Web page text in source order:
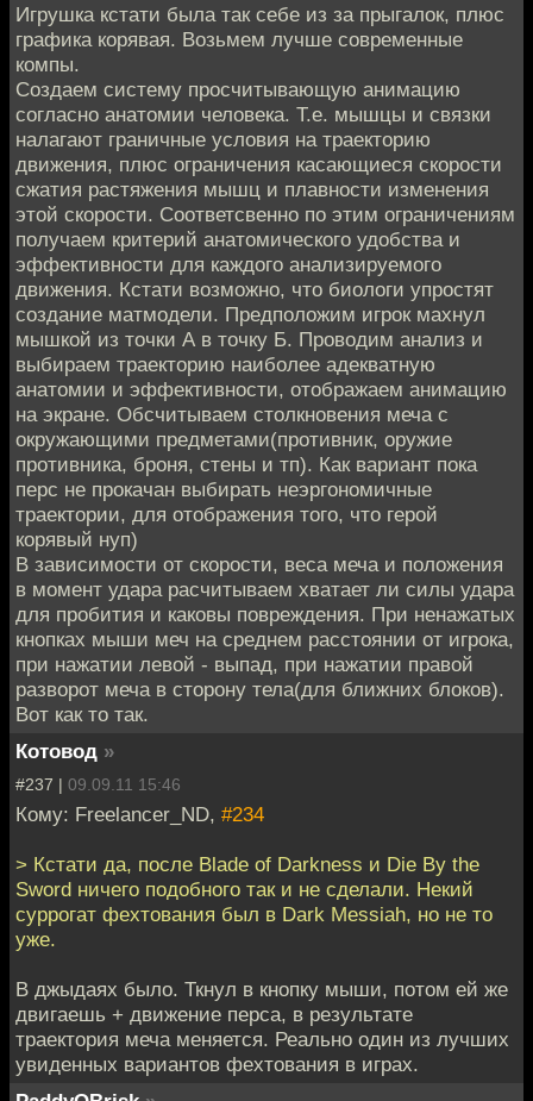
Игрушка кстати была так себе из за прыгалок, плюс
графика корявая. Возьмем лучше современные
компы.
Создаем систему просчитывающую анимацию
согласно анатомии человека. Т.е. мышцы и связки
налагают граничные условия на траекторию
движения, плюс ограничения касающиеся скорости
сжатия растяжения мышц и плавности изменения
этой скорости. Соответсвенно по этим ограничениям
получаем критерий анатомического удобства и
эффективности для каждого анализируемого
движения. Кстати возможно, что биологи упростят
создание матмодели. Предположим игрок махнул
мышкой из точки А в точку Б. Проводим анализ и
выбираем траекторию наиболее адекватную
анатомии и эффективности, отображаем анимацию
на экране. Обсчитываем столкновения меча с
окружающими предметами(противник, оружие
противника, броня, стены и тп). Как вариант пока
перс не прокачан выбирать неэргономичные
траектории, для отображения того, что герой
корявый нуп)
В зависимости от скорости, веса меча и положения
в момент удара расчитываем хватает ли силы удара
для пробития и каковы повреждения. При ненажатых
кнопках мыши меч на среднем расстоянии от игрока,
при нажатии левой - выпад, при нажатии правой
разворот меча в сторону тела(для ближних блоков).
Вот как то так.
Котовод »
#237 | 09.09.11 15:46
Кому: Freelancer_ND, #234
> Кстати да, после Blade of Darkness и Die By the
Sword ничего подобного так и не сделали. Некий
суррогат фехтования был в Dark Messiah, но не то
уже.
В джыдаях было. Ткнул в кнопку мыши, потом ей же
двигаешь + движение перса, в результате
траектория меча меняется. Реально один из лучших
увиденных вариантов фехтования в играх.